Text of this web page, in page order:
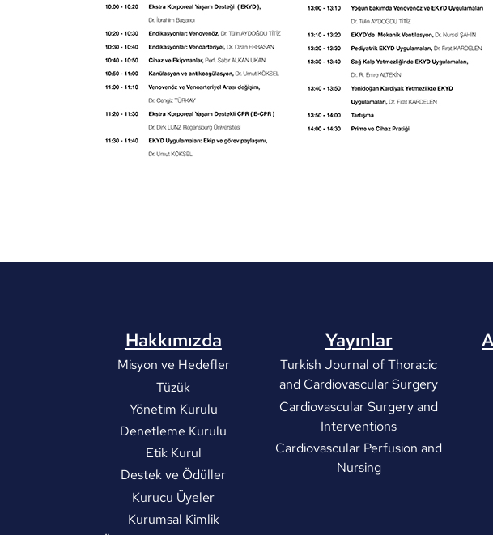
Hakkımızda
Misyon ve Hedefler
Tüzük
Yönetim Kurulu
Denetleme Kurulu
Etik Kurul
Destek ve Ödüller
Kurucu Üyeler
Kurumsal Kimlik
Yayınlar
Turkish Journal of Thoracic
and Cardiovascular Surgery
Cardiovascular Surgery and
Interventions
Cardiovascular Perfusion and
Nursing